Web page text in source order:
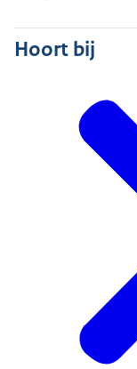
Hoort bij